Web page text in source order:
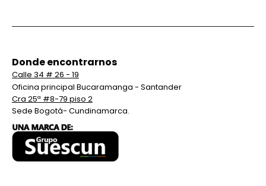
Donde encontrarnos
Calle 34 # 26 - 19
Oficina principal Bucaramanga - Santander
Cra 25ª #8-79 piso 2
Sede Bogotá- Cundinamarca.